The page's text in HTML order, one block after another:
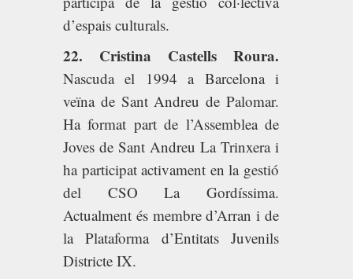
d’espais culturals.
22. Cristina Castells Roura.
Nascuda el 1994 a Barcelona i
veïna de Sant Andreu de Palomar.
Ha format part de l’Assemblea de
Joves de Sant Andreu La Trinxera i
ha participat activament en la gestió
del CSO La Gordíssima.
Actualment és membre d’Arran i de
la Plataforma d’Entitats Juvenils
Districte IX.